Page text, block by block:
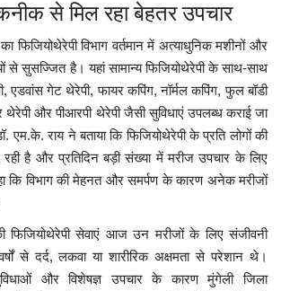
से मिल रहा बेहतर उपचार
फिजियोथेरेपी विभाग वर्तमान में अत्याधुनिक मशीनों और
से सुसज्जित है। यहां सामान्य फिजियोथेरेपी के साथ-साथ
एडवांस गेट थेरेपी, फायर कपिंग, नॉर्मल कपिंग, फुल बॉडी
और पीआरपी थेरेपी जैसी सुविधाएं उपलब्ध कराई जा
एम.के. राय ने बताया कि फिजियोथेरेपी के प्रति लोगों की
है और प्रतिदिन बड़ी संख्या में मरीज उपचार के लिए
कि विभाग की मेहनत और समर्पण के कारण अनेक मरीजों
सेवाएं आज उन मरीजों के लिए संजीवनी
से दर्द, लकवा या शारीरिक अक्षमता से परेशान थे।
और विशेषज्ञ उपचार के कारण मुंगेली जिला